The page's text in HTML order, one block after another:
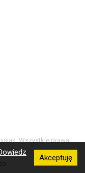
Wszystkie prawa
Akceptuję